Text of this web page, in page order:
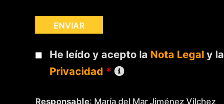
He leído y acepto la Nota Legaly la
Privacidad *
Responsable: María del Mar Jiménez Vílchez